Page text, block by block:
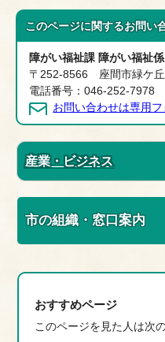
このページに関するお問い
障がい福祉課 障がい福祉係
〒252-8566 座間市緑ケ
電話番号：046-252-7978
お問い合わせは専用フ
産業・ビジネス
市の組織・窓口案内
おすすめページ
このページを見た人は次